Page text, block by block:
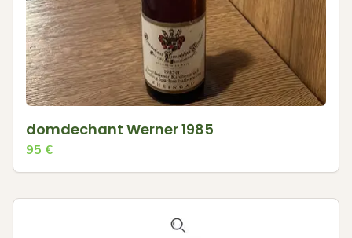
domdechant Werner 1985
95 €